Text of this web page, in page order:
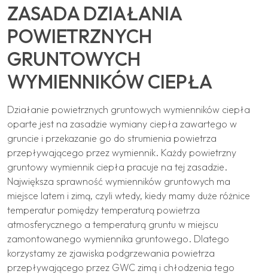
ZASADA DZIAŁANIA
POWIETRZNYCH
GRUNTOWYCH
WYMIENNIKÓW CIEPŁA
Działanie powietrznych gruntowych wymienników ciepła
oparte jest na zasadzie wymiany ciepła zawartego w
gruncie i przekazanie go do strumienia powietrza
przepływającego przez wymiennik. Każdy powietrzny
gruntowy wymiennik ciepła pracuje na tej zasadzie.
Największa sprawność wymienników gruntowych ma
miejsce latem i zimą, czyli wtedy, kiedy mamy duże różnice
temperatur pomiędzy temperaturą powietrza
atmosferycznego a temperaturą gruntu w miejscu
zamontowanego wymiennika gruntowego. Dlatego
korzystamy ze zjawiska podgrzewania powietrza
przepływającego przez GWC zimą i chłodzenia tego